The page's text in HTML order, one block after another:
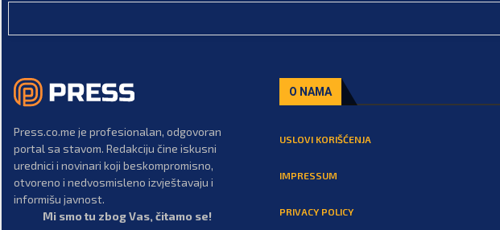
Press.co.me je profesionalan, odgovoran
portal sa stavom. Redakciju čine iskusni
urednici i novinari koji beskompromisno,
otvoreno i nedvosmisleno izvještavaju i
informišu javnost.
Mi smo tu zbog Vas, čitamo se!
O NAMA
USLOVI KORIŠĆENJA
IMPRESSUM
PRIVACY POLICY